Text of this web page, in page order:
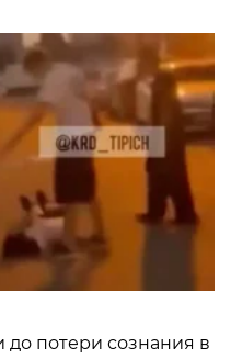
до потери сознания в